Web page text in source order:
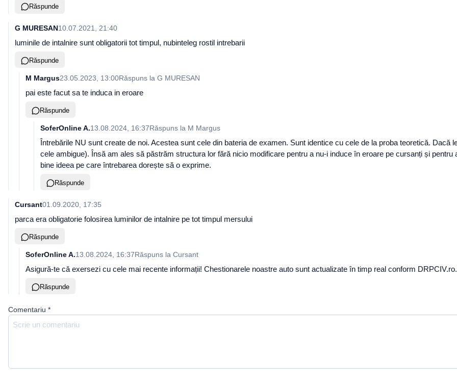
Răspunde
G MURESAN10.07.2021, 21:40
luminile de intalnire sunt obligatorii tot timpul, nubinteleg rostil intrebarii
Răspunde
M Margus23.05.2023, 13:00Răspuns la G MURESAN
pai este facut sa te induca in eroare
Răspunde
SoferOnline A.13.08.2024, 16:37Răspuns la M Margus
Întrebările NU sunt create de noi. Acestea sunt cele din bateria de examen. Sunt identice cu cele de la proba teoretică.
cele ambigue). Însă am ales să păstrăm structura lor fără nicio modificare pentru a nu-i induce în eroare pe cursanți și
bine ideea pe care întrebarea dorește să o exprime.
Răspunde
Cursant01.09.2020, 17:35
parca era obligatorie folosirea luminilor de intalnire pe tot timpul mersului
Răspunde
SoferOnline A.13.08.2024, 16:37Răspuns la Cursant
Asigură-te că exersezi cu cele mai recente informații! Chestionarele noastre auto sunt actualizate în timp real conform DRPCIV.ro.
Răspunde
Comentariu *